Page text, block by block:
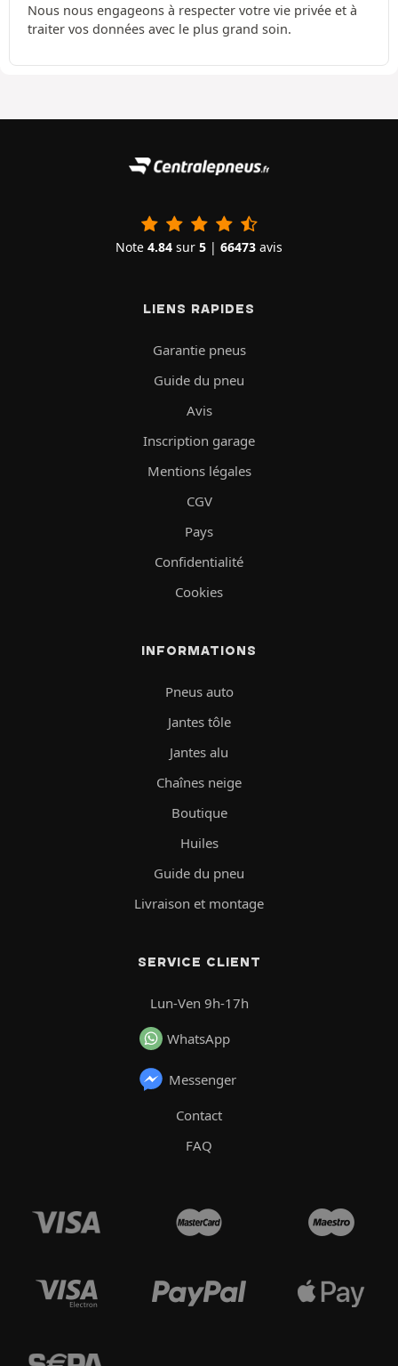
Nous nous engageons à respecter votre vie privée et à
traiter vos données avec le plus grand soin.
Note 4.84 sur 5 | 66473 avis
LIENS RAPIDES
Garantie pneus
Guide du pneu
Avis
Inscription garage
Mentions légales
CGV
Pays
Confidentialité
Cookies
INFORMATIONS
Pneus auto
Jantes tôle
Jantes alu
Chaînes neige
Boutique
Huiles
Guide du pneu
Livraison et montage
SERVICE CLIENT
Lun-Ven 9h-17h
WhatsApp
Messenger
Contact
FAQ